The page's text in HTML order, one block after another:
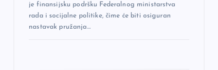
je finansijsku podršku Federalnog ministarstva
rada i socijalne politike, čime će biti osiguran
nastavak pružanja…